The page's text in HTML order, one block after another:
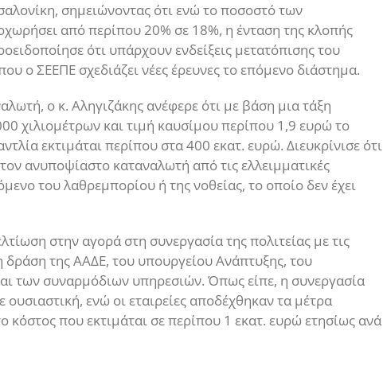
σημειώνοντας ότι ενώ το ποσοστό των
από περίπου 20% σε 18%, η ένταση της κλοπής
ότι υπάρχουν ενδείξεις μετατόπισης του
ο ΣΕΕΠΕ σχεδιάζει νέες έρευνες το επόμενο διάστημα.
ο κ. Αληγιζάκης ανέφερε ότι με βάση μια τάξη
χιλιομέτρων και τιμή καυσίμου περίπου 1,9 ευρώ το
εκτιμάται περίπου στα 400 εκατ. ευρώ. Διευκρίνισε ότι
ανυποψίαστο καταναλωτή από τις ελλειμματικές
του λαθρεμπορίου ή της νοθείας, το οποίο δεν έχει
στην αγορά στη συνεργασία της πολιτείας με τις
δράση της ΑΑΔΕ, του υπουργείου Ανάπτυξης, του
των συναρμόδιων υπηρεσιών. Όπως είπε, η συνεργασία
ενώ οι εταιρείες αποδέχθηκαν τα μέτρα
κόστος που εκτιμάται σε περίπου 1 εκατ. ευρώ ετησίως ανά